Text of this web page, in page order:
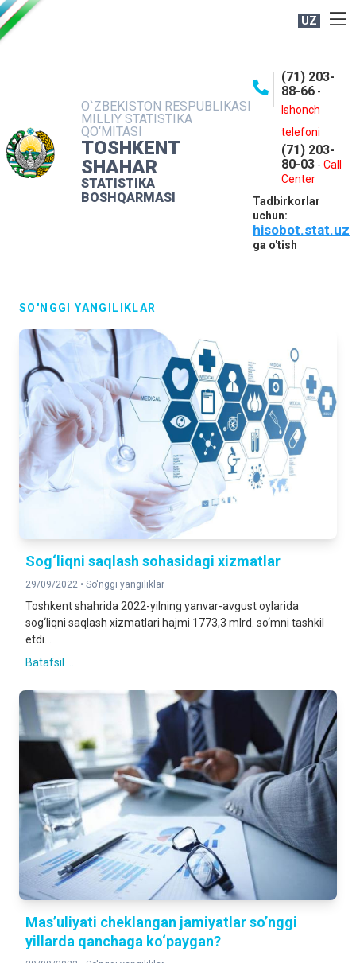
UZ
O`ZBEKISTON RESPUBLIKASI
MILLIY STATISTIKA
QO‘MITASI
TOSHKENT
SHAHAR
STATISTIKA
BOSHQARMASI
(71) 203-
88-66 -
Ishonch
telefoni
(71) 203-
80-03 - Call
Center
Tadbirkorlar
uchun:
hisobot.stat.uz
ga o'tish
NASHRLAR
INTERAKTIV XIZMATLAR
MATBUOT XIZMATI
MUROJAATLAR
SO'NGGI YANGILIKLAR
Sog‘liqni saqlash sohasidagi xizmatlar
29/09/2022 • So'nggi yangiliklar
Toshkent shahrida 2022-yilning yanvar-avgust oylarida
sog‘liqni saqlash xizmatlari hajmi 1773,3 mlrd. so‘mni tashkil
etdi...
Batafsil ...
Mas’uliyati cheklangan jamiyatlar so’nggi
yillarda qanchaga ko‘paygan?